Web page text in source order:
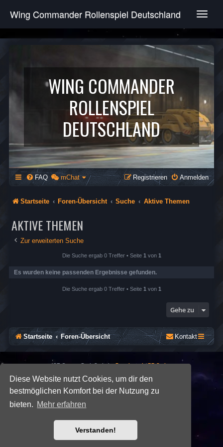
Diese Website nutzt Cookies, um dir den
bestmöglichen Komfort bei der Nutzung zu
bieten. Mehr erfahren
Verstanden!
T
g
e
v
g
a
t
i
o
n
Wing Commander Rollenspiel Deutschland
WING COMMANDER
ROLLENSPIEL
DEUTSCHLAND
FAQ mChat Anmelden
Registrieren
Startseite Foren-Übersicht Suche Aktive Themen
AKTIVE THEMEN
Zur erweiterten Suche
Die Suche ergab 0 Treffer • Seite 1 von 1
Es wurden keine passenden Ergebnisse gefunden.
Die Suche ergab 0 Treffer • Seite 1 von 1
Gehe zu
Startseite Foren-Übersicht Kontakt
*SE Gamer: Dark Style byPremium phpBB Styles
Powered byphpBB ® Forum Software © phpBB Limited
Datenschutz